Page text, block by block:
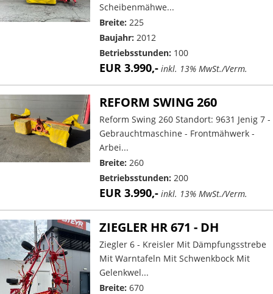
Scheibenmähwe...
Breite: 225
Baujahr: 2012
Betriebsstunden: 100
EUR 3.990,- inkl. 13% MwSt./Verm.
REFORM SWING 260
Reform Swing 260 Standort: 9631 Jenig 7 -
Gebrauchtmaschine - Frontmähwerk -
Arbei...
Breite: 260
Betriebsstunden: 200
EUR 3.990,- inkl. 13% MwSt./Verm.
ZIEGLER HR 671 - DH
Ziegler 6 - Kreisler Mit Dämpfungsstrebe
Mit Warntafeln Mit Schwenkbock Mit
Gelenkwel...
Breite: 670